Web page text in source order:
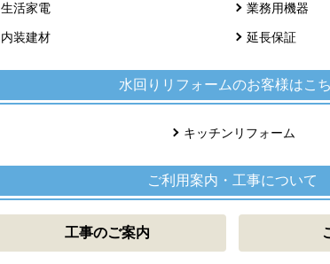
生活家電 業務用機器
内装建材 延長保証
水回りリフォームのお客様はこ
キッチンリフォーム
ご利用案内・工事について
工事のご案内